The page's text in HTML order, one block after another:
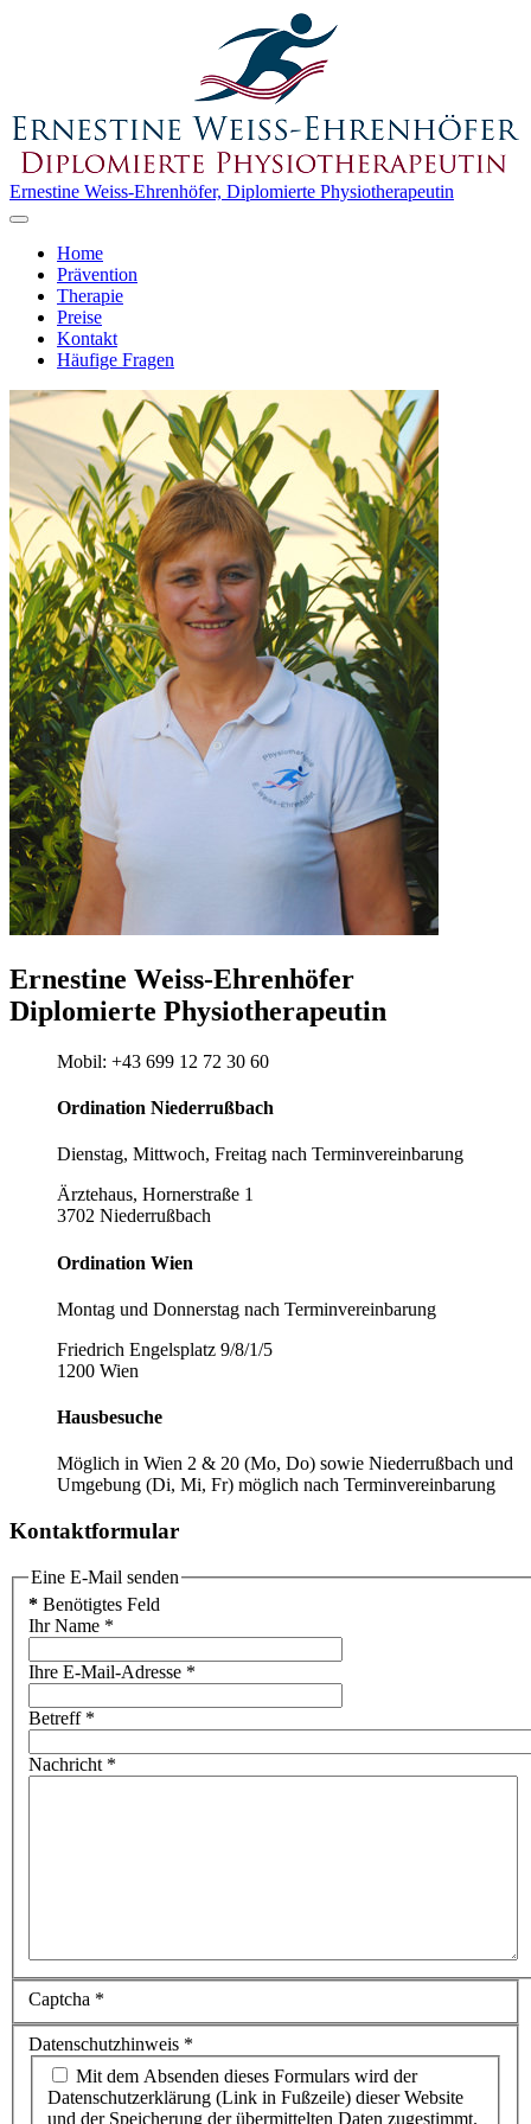
Ernestine Weiss-Ehrenhöfer, Diplomierte Physiotherapeutin
Home
Prävention
Therapie
Preise
Kontakt
Häufige Fragen
Ernestine Weiss-Ehrenhöfer
Diplomierte Physiotherapeutin
Mobil: +43 699 12 72 30 60
Ordination Niederrußbach
Dienstag, Mittwoch, Freitag nach Terminvereinbarung
Ärztehaus, Hornerstraße 1
3702 Niederrußbach
Ordination Wien
Montag und Donnerstag nach Terminvereinbarung
Friedrich Engelsplatz 9/8/1/5
1200 Wien
Hausbesuche
Möglich in Wien 2 & 20 (Mo, Do) sowie Niederrußbach und
Umgebung (Di, Mi, Fr) möglich nach Terminvereinbarung
Kontaktformular
Eine E-Mail senden
* Benötigtes Feld
Ihr Name *
Ihre E-Mail-Adresse *
Betreff*
Nachricht*
Captcha *
Datenschutzhinweis *
Datenschutzerklärung (Link in Fußzeile) dieser Website
und der Speicherung der übermittelten Daten zugestimmt.